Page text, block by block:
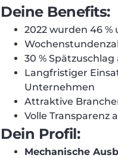
Deine Benefits:
2022 wurden 46
30 % Spätzuschlag
Langfristiger
Unternehmen
Attraktive
Volle Transparenz
Dein Profil:
Mechanische